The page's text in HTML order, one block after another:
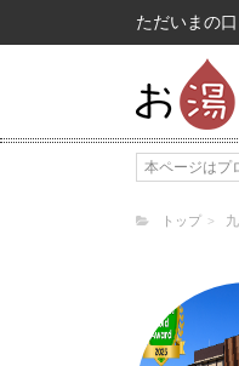
ただいまの
本ページはプ
トップ